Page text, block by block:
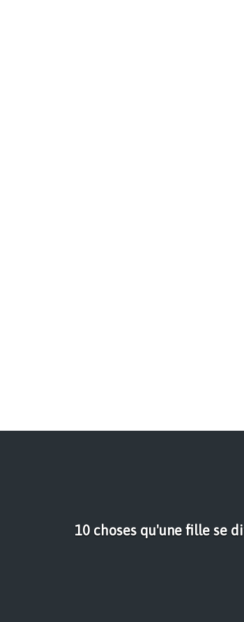
10 choses qu'une fille se